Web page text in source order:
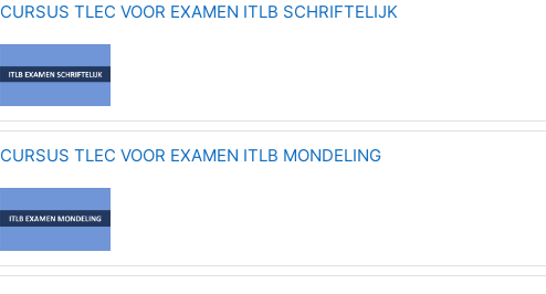
CURSUS TLEC VOOR EXAMEN ITLB SCHRIFTELIJK
CURSUS TLEC VOOR EXAMEN ITLB MONDELING